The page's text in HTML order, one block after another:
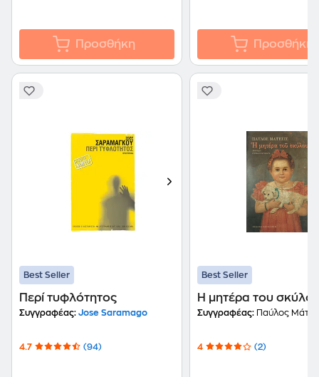
Προσθήκη Προσθήκη
Best Seller
Περί τυφλότητος
Συγγραφέας: Jose Saramago
4.7 (94)
Best Seller
Η μητέρα του
Συγγραφέας: Παύλος
4 (2)